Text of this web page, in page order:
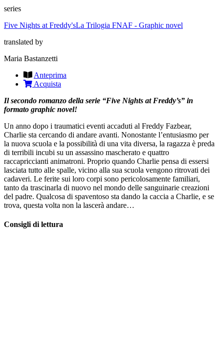
series
Five Nights at Freddy'sLa Trilogia FNAF - Graphic novel
translated by
Maria Bastanzetti
Anteprima
Acquista
Il secondo romanzo della serie “Five Nights at Freddy’s” in
formato graphic novel!
Un anno dopo i traumatici eventi accaduti al Freddy Fazbear,
Charlie sta cercando di andare avanti. Nonostante l’entusiasmo per
la nuova scuola e la possibilità di una vita diversa, la ragazza è preda
di terribili incubi su un assassino mascherato e quattro
raccapriccianti animatroni. Proprio quando Charlie pensa di essersi
lasciata tutto alle spalle, vicino alla sua scuola vengono ritrovati dei
cadaveri. Le ferite sui loro corpi sono pericolosamente familiari,
tanto da trascinarla di nuovo nel mondo delle sanguinarie creazioni
del padre. Qualcosa di spaventoso sta dando la caccia a Charlie, e se
trova, questa volta non la lascerà andare…
Consigli di lettura